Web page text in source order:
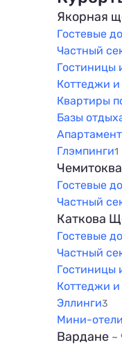
800 м
1000 м
1500 м
1500 м
Якорная
Гостевые
Частный
Гостиницы
Коттеджи
Квартиры
Базы
Глэмпинги1
Гостевые
Частный
Каткова
Гостевые
Частный
Гостиницы
Коттеджи
Эллинги3
Мини-отели
Вардане ~